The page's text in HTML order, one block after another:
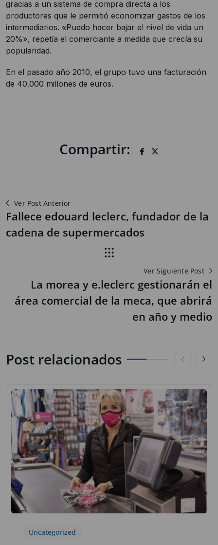
gracias a un sistema de compra directa a los
productores que le permitió economizar gastos de los
intermediarios. «Puedo hacer bajar el nivel de vida un
20%», repetía el comerciante a medida que crecía su
popularidad.
En el pasado año 2010, el grupo tuvo una facturación
de 40.000 millones de euros.
Compartir:
Ver Post Anterior
Fallece edouard leclerc, fundador de la
cadena de supermercados
Ver Siguiente Post
La morea y e.leclerc gestionarán el
área comercial de la meca, que abrirá
en año y medio
Post relacionados
Uncategorized